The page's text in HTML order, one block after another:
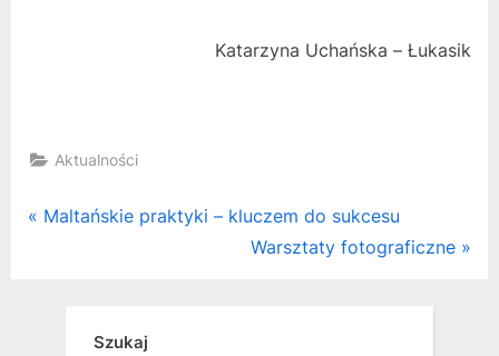
Katarzyna Uchańska – Łukasik
Aktualności
Nawigacja
P
Maltańskie praktyki – kluczem do sukcesu
N
Warsztaty fotograficzne
Szukaj